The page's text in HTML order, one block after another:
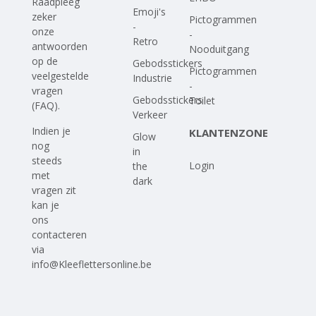
zeker
onze
antwoorden
op de
veelgestelde
vragen
(FAQ).
Indien je
nog
steeds
met
vragen zit
kan je
ons
contacteren
via
info@Kleeflettersonline.be
Emoji's
-
Retro
Gebodsstickers
Industrie
Gebodsstickers
Verkeer
Glow
in
the
dark
Pictogrammen
-
Nooduitgang
Pictogrammen
-
Toilet
KLANTENZONE
Login